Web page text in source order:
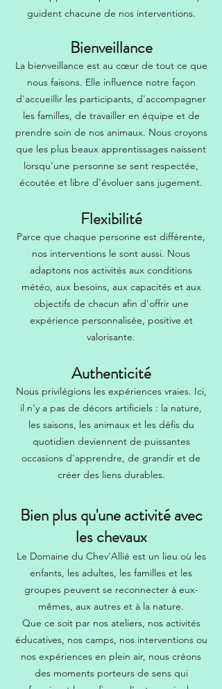
guident chacune de nos interventions.
Bienveillance
La bienveillance est au cœur de tout ce que
nous faisons. Elle influence notre façon
d'accueillir les participants, d'accompagner
les familles, de travailler en équipe et de
prendre soin de nos animaux. Nous croyons
que les plus beaux apprentissages naissent
lorsqu'une personne se sent respectée,
écoutée et libre d'évoluer sans jugement.
Flexibilité
Parce que chaque personne est différente,
nos interventions le sont aussi. Nous
adaptons nos activités aux conditions
météo, aux besoins, aux capacités et aux
objectifs de chacun afin d'offrir une
expérience personnalisée, positive et
valorisante.
Authenticité
Nous privilégions les expériences vraies. Ici,
il n'y a pas de décors artificiels : la nature,
les saisons, les animaux et les défis du
quotidien deviennent de puissantes
occasions d'apprendre, de grandir et de
créer des liens durables.
Bien plus qu'une activité avec
les chevaux
Le Domaine du Chev'Allié est un lieu où les
enfants, les adultes, les familles et les
groupes peuvent se reconnecter à eux-
mêmes, aux autres et à la nature.
Que ce soit par nos ateliers, nos activités
éducatives, nos camps, nos interventions ou
nos expériences en plein air, nous créons
des moments porteurs de sens qui